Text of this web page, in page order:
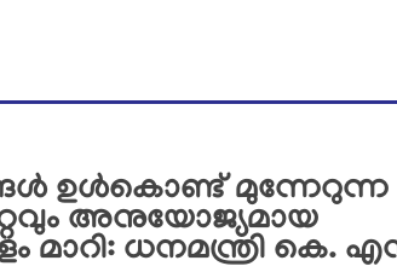
ഉൾകൊണ്ട് മുന്നേറുന്ന
അനുയോജ്യമായ
മാറി: ധനമന്ത്രി കെ.